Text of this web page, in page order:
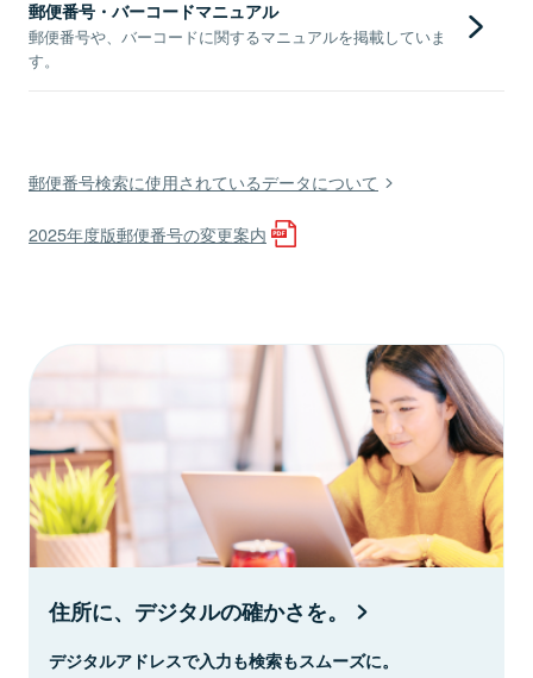
郵便番号・バーコードマニュアル
郵便番号や、バーコードに関するマニュアルを掲載していま
す。
郵便番号検索に使用されているデータについて
2025年度版郵便番号の変更案内
住所に、デジタルの確かさを。
デジタルアドレスで入力も検索もスムーズに。